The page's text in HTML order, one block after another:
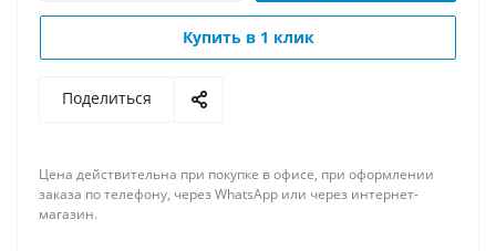
Купить в 1 клик
Поделиться
Цена действительна при покупке в офисе, при оформлении
заказа по телефону, через WhatsApp или через интернет-
магазин.